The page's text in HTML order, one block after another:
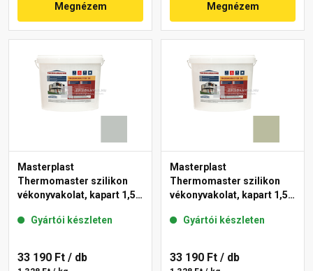
Megnézem Megnézem
Masterplast
Thermomaster szilikon
vékonyvakolat, kapart 1,5
Gyártói készleten
33 190 Ft / db
Masterplast
Thermomaster szilikon
vékonyvakolat, kapart 1,5
Gyártói készleten
33 190 Ft / db